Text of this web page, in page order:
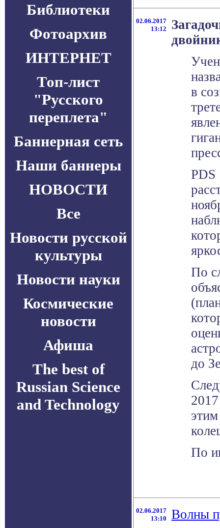
Библиотеки
Фотоархив
ИНТЕРНЕТ
Топ-лист
"Русского
переплета"
Баннерная сеть
Наши баннеры
НОВОСТИ
Все
Новости русской
культуры
Новости науки
Космические
новости
Афиша
The best of
Russian Science
and Technology
02.06.2017
13:12
в
PDS
По
до
По
02.06.2017
13:10
Волны